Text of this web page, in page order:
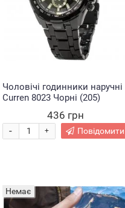
Чоловічі годинники наручні
Curren 8023 Чорні (205)
436 грн
+
- Повідомити
Немає